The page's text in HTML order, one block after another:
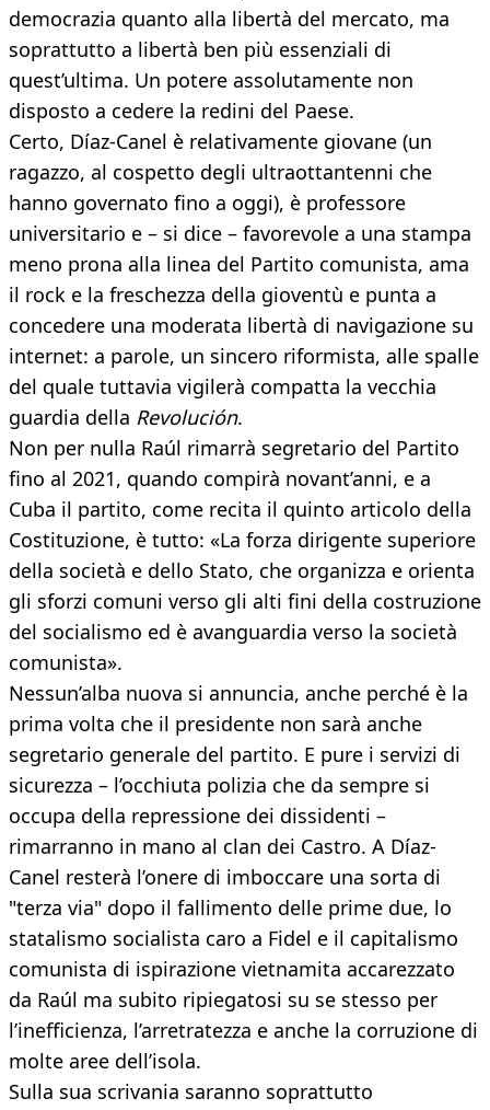
democrazia quanto alla libertà del mercato, ma
soprattutto a libertà ben più essenziali di
quest’ultima. Un potere assolutamente non
disposto a cedere la redini del Paese.
Certo, Díaz-Canel è relativamente giovane (un
ragazzo, al cospetto degli ultraottantenni che
hanno governato fino a oggi), è professore
universitario e – si dice – favorevole a una stampa
meno prona alla linea del Partito comunista, ama
il rock e la freschezza della gioventù e punta a
concedere una moderata libertà di navigazione su
internet: a parole, un sincero riformista, alle spalle
del quale tuttavia vigilerà compatta la vecchia
guardia della Revolución.
Non per nulla Raúl rimarrà segretario del Partito
fino al 2021, quando compirà novant’anni, e a
Cuba il partito, come recita il quinto articolo della
Costituzione, è tutto: «La forza dirigente superiore
della società e dello Stato, che organizza e orienta
gli sforzi comuni verso gli alti fini della costruzione
del socialismo ed è avanguardia verso la società
comunista».
Nessun’alba nuova si annuncia, anche perché è la
prima volta che il presidente non sarà anche
segretario generale del partito. E pure i servizi di
sicurezza – l’occhiuta polizia che da sempre si
occupa della repressione dei dissidenti –
rimarranno in mano al clan dei Castro. A Díaz-
Canel resterà l’onere di imboccare una sorta di
"terza via" dopo il fallimento delle prime due, lo
statalismo socialista caro a Fidel e il capitalismo
comunista di ispirazione vietnamita accarezzato
da Raúl ma subito ripiegatosi su se stesso per
l’inefficienza, l’arretratezza e anche la corruzione di
molte aree dell’isola.
Sulla sua scrivania saranno soprattutto